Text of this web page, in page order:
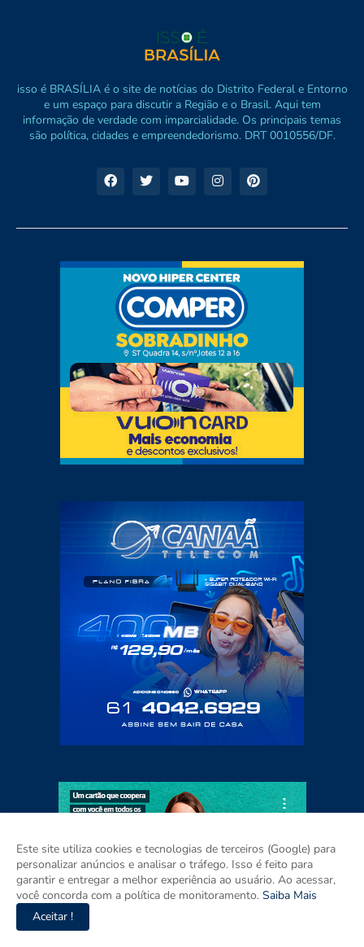
isso é BRASÍLIA é o site de notícias do Distrito Federal e Entorno
e um espaço para discutir a Região e o Brasil. Aqui tem
informação de verdade com imparcialidade. Os principais temas
são política, cidades e empreendedorismo. DRT 0010556/DF.
Este site utiliza cookies e tecnologias de terceiros (Google) para
personalizar anúncios e analisar o tráfego. Isso é feito para
garantir e entregar a melhor experiência ao usuário. Ao acessar,
você concorda com a política de monitoramento. Saiba Mais
Aceitar !